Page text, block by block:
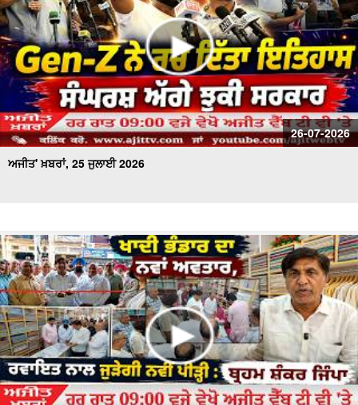
26-07-2026
ਅਜੀਤ' ਖ਼ਬਰਾਂ, 25 ਜੁਲਾਈ 2026